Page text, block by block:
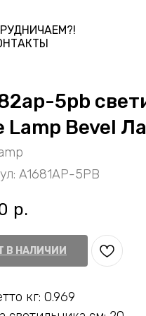
5pb
Lamp Bevel
A1681AP-5PB
р.
В НАЛИЧИИ
кг: 0.969